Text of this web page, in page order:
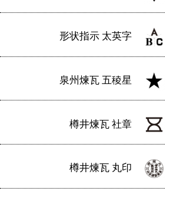
形状指示 太英字
泉州煉瓦 五稜星
樽井煉瓦 社章
樽井煉瓦 丸印